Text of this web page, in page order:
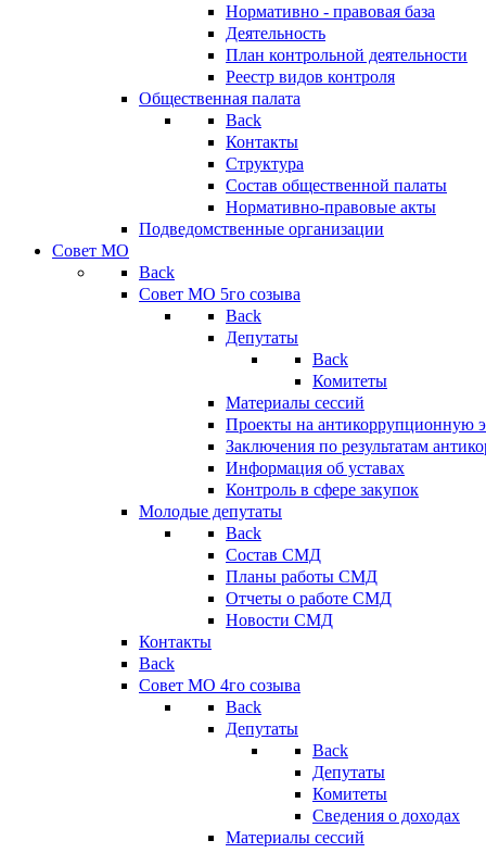
Нормативно - правовая база
Деятельность
План контрольной деятельности
Реестр видов контроля
Общественная палата
Back
Контакты
Структура
Состав общественной палаты
Нормативно-правовые акты
Подведомственные организации
Совет МО
Back
Совет МО 5го созыва
Back
Депутаты
Back
Комитеты
Материалы сессий
Проекты на антикоррупционную
Заключения по результатам
Информация об уставах
Контроль в сфере закупок
Молодые депутаты
Back
Состав СМД
Планы работы СМД
Отчеты о работе СМД
Новости СМД
Контакты
Back
Совет МО 4го созыва
Back
Депутаты
Back
Депутаты
Комитеты
Сведения о доходах
Материалы сессий